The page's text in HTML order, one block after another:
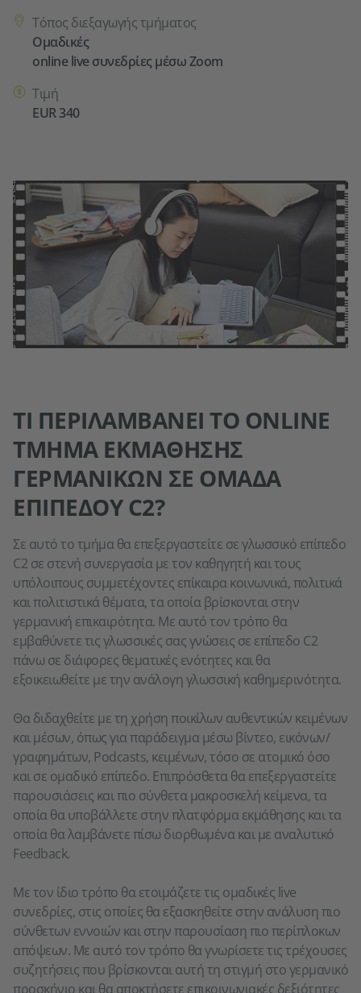
Τόπος διεξαγωγής τμήματος
Ομαδικές
online live συνεδρίες μέσω Zoom
Τιμή
EUR 340
ΤΙ ΠΕΡΙΛΑΜΒΑΝΕΙ ΤΟ ONLINE
ΤΜΗΜΑ ΕΚΜΑΘΗΣΗΣ
ΓΕΡΜΑΝΙΚΩΝ ΣΕ ΟΜΑΔΑ
ΕΠΙΠΕΔΟΥ C2?
Σε αυτό το τμήμα θα επεξεργαστείτε σε γλωσσικό επίπεδο
C2 σε στενή συνεργασία με τον καθηγητή και τους
υπόλοιπους συμμετέχοντες επίκαιρα κοινωνικά, πολιτικά
και πολιτιστικά θέματα, τα οποία βρίσκονται στην
γερμανική επικαιρότητα. Με αυτό τον τρόπο θα
εμβαθύνετε τις γλωσσικές σας γνώσεις σε επίπεδο C2
πάνω σε διάφορες θεματικές ενότητες και θα
εξοικειωθείτε με την ανάλογη γλωσσική καθημερινότητα.
Θα διδαχθείτε με τη χρήση ποικίλων αυθεντικών κειμένων
και μέσων, όπως για παράδειγμα μέσω βίντεο, εικόνων/
γραφημάτων, Podcasts, κειμένων, τόσο σε ατομικό όσο
και σε ομαδικό επίπεδο. Επιπρόσθετα θα επεξεργαστείτε
παρουσιάσεις και πιο σύνθετα μακροσκελή κείμενα, τα
οποία θα υποβάλλετε στην πλατφόρμα εκμάθησης και τα
οποία θα λαμβάνετε πίσω διορθωμένα και με αναλυτικό
Feedback.
Με τον ίδιο τρόπο θα ετοιμάζετε τις ομαδικές live
συνεδρίες, στις οποίες θα εξασκηθείτε στην ανάλυση πιο
σύνθετων εννοιών και στην παρουσίαση πιο περίπλοκων
απόψεων. Με αυτό τον τρόπο θα γνωρίσετε τις τρέχουσες
συζητήσεις που βρίσκονται αυτή τη στιγμή στο γερμανικό
προσκήνιο και θα αποκτήσετε επικοινωνιακές δεξιότητες